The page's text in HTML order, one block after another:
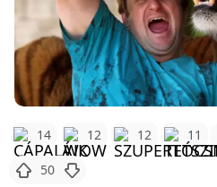
14 12 12 11
50